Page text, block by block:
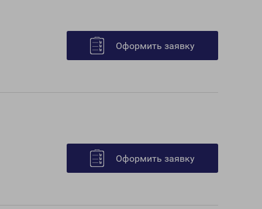
Оформить заявку
Оформить заявку